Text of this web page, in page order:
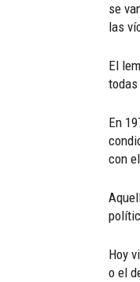
se
las
El
En
con
Hoy
o el